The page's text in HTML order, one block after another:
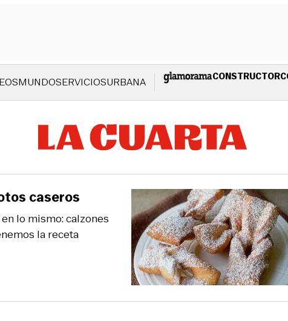
MUNDOSERVICIOSURBANA CONSTRUCTOR
lo mismo: calzones
la receta
caseros